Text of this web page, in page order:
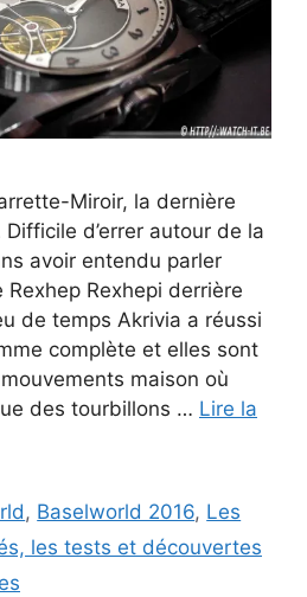
Miroir, la dernière
d’errer autour de la
avoir entendu parler
Rexhep Rexhepi derrière
de temps Akrivia a réussi
complète et elles sont
maison où
des tourbillons … Lire la
, Baselworld 2016, Les
les tests et découvertes